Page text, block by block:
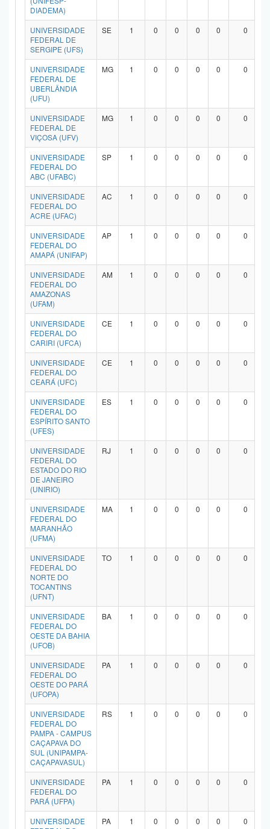
DIADEMA)
UNIVERSIDADE
FEDERAL DE
SERGIPE (UFS)
SE 1 0 0 0 0 0
UNIVERSIDADE
FEDERAL DE
UBERLÂNDIA
(UFU)
MG 1 0 0 0 0 0
UNIVERSIDADE
FEDERAL DE
VIÇOSA (UFV)
MG 1 0 0 0 0 0
UNIVERSIDADE
FEDERAL DO
ABC (UFABC)
SP 1 0 0 0 0 0
UNIVERSIDADE
FEDERAL DO
ACRE (UFAC)
AC 1 0 0 0 0 0
UNIVERSIDADE
FEDERAL DO
AMAPÁ (UNIFAP)
AP 1 0 0 0 0 0
UNIVERSIDADE
FEDERAL DO
AMAZONAS
(UFAM)
AM 1 0 0 0 0 0
UNIVERSIDADE
FEDERAL DO
CARIRI (UFCA)
CE 1 0 0 0 0 0
UNIVERSIDADE
FEDERAL DO
CEARÁ (UFC)
CE 1 0 0 0 0 0
UNIVERSIDADE
FEDERAL DO
ESPÍRITO SANTO
(UFES)
ES 1 0 0 0 0 0
UNIVERSIDADE
FEDERAL DO
ESTADO DO RIO
DE JANEIRO
(UNIRIO)
RJ 1 0 0 0 0 0
UNIVERSIDADE
FEDERAL DO
MARANHÃO
(UFMA)
MA 1 0 0 0 0 0
UNIVERSIDADE
FEDERAL DO
NORTE DO
TOCANTINS
(UFNT)
TO 1 0 0 0 0 0
UNIVERSIDADE
FEDERAL DO
OESTE DA BAHIA
(UFOB)
BA 1 0 0 0 0 0
UNIVERSIDADE
FEDERAL DO
OESTE DO PARÁ
(UFOPA)
PA 1 0 0 0 0 0
UNIVERSIDADE
FEDERAL DO
PAMPA - CAMPUS
CAÇAPAVA DO
SUL (UNIPAMPA-
CAÇAPAVASUL)
RS 1 0 0 0 0 0
UNIVERSIDADE
FEDERAL DO
PARÁ (UFPA)
PA 1 0 0 0 0 0
UNIVERSIDADE
PA 1 0 0 0 0 0